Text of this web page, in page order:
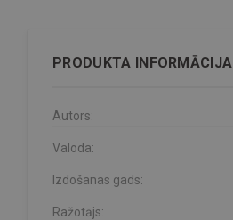
PRODUKTA INFORMĀCIJA
Autors:
Valoda:
Izdošanas gads:
Ražotājs: